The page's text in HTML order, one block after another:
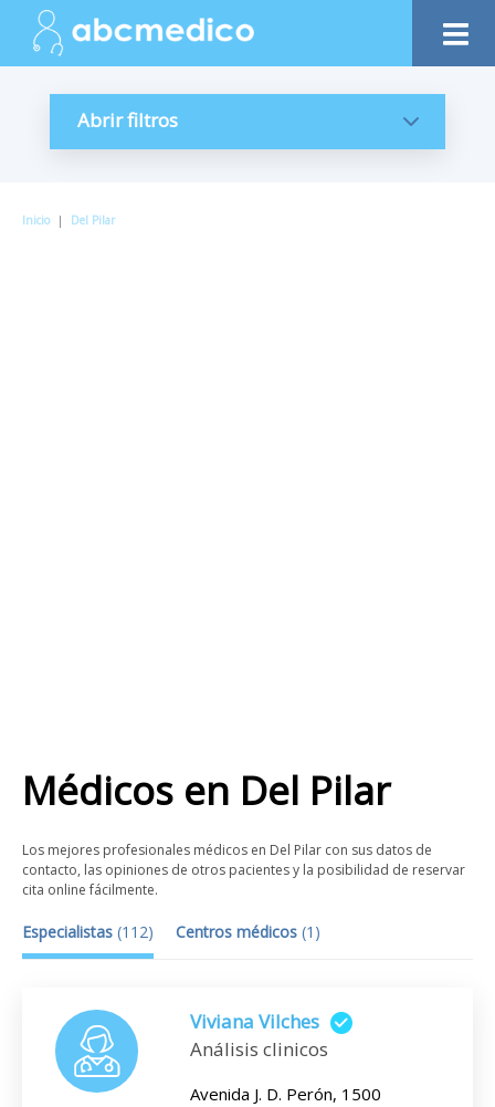
Abrir filtros
Inicio | Del Pilar
Médicos en Del Pilar
Los mejores profesionales médicos en Del Pilar con sus datos de
contacto, las opiniones de otros pacientes y la posibilidad de reservar
cita online fácilmente.
Especialistas (112) Centros médicos (1 )
Viviana Vilches
Análisis clinicos
Avenida J. D. Perón, 1500